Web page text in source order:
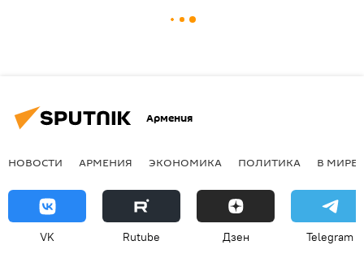
Армения
НОВОСТИ АРМЕНИЯ ЭКОНОМИКА ПОЛИТИКА В МИРЕ
VK Rutube Дзен Telegram